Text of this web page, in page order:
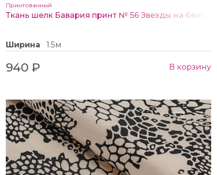
Принтованный
Ширина 1.5м
940 ₽ В корзину